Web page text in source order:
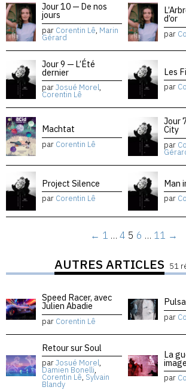
Jour 10 — De nos
jours
par Corentin Lê, Marin
Gérard
d’or
par
Jour 9 — L’Été
dernier
parJosué Morel,
Corentin Lê
Les
par
Machtat
par Corentin Lê
Jour
City
par
Project Silence
par Corentin Lê
Man
par
← 1 … 4 5 6 … 11 →
AUTRES ARTICLES 51
Speed Racer, avec
Julien Abadie
par Corentin Lê par
Retour sur Soul
parJosué Morel,
Damien Bonelli,
Corentin Lê, Sylvain
Blandy
La
par